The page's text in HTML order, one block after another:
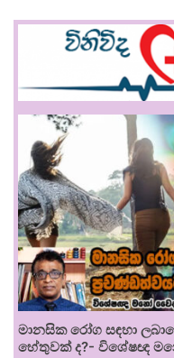
මානසික රෝග සඳහා
හේතුවක් ද?- විශේෂඥ